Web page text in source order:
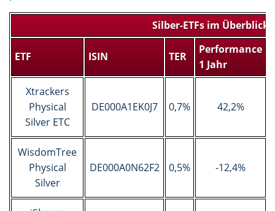
Silber-ETFs im Überblick
ETF ISIN TER
Performance
1 Jahr
Xtrackers
Physical
Silver ETC
DE000A1EK0J7 0,7% 42,2%
WisdomTree
Physical
Silver
DE000A0N62F2 0,5% -12,4%